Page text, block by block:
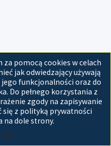
pomocą cookies w celach
jak odwiedzający używają
funkcjonalności oraz do
Do pełnego korzystania z
zgody na zapisywanie
się z polityką prywatności
na dole strony.